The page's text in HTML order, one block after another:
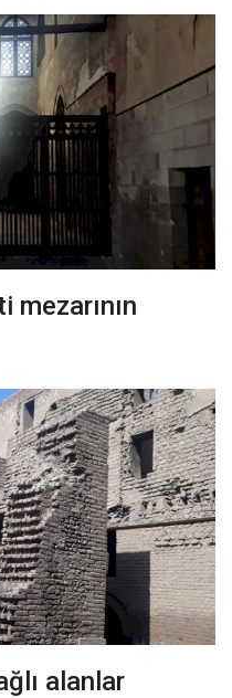
mezarının
alanlar